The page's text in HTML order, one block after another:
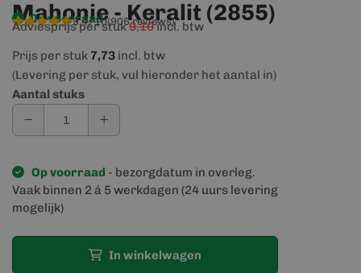
Mahonie - Keralit (2855)
Op voorraad
9,4/10(906 reviews)
Adviesprijs per stuk9,10incl. btw
Prijs per stuk 7,73 incl. btw
(Levering per stuk, vul hieronder het aantal in)
Aantal stuks
Op voorraad - bezorgdatum in overleg.
Vaak binnen 2 á 5 werkdagen (24 uurs levering
mogelijk)
In winkelwagen